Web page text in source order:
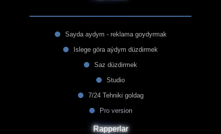
Sayda aydym - reklama goydyrmak
Islege göra aýdym düzdirmek
Saz düzdirmek
Studio
7/24 Tehniki goldag
Pro version
Rapperlar